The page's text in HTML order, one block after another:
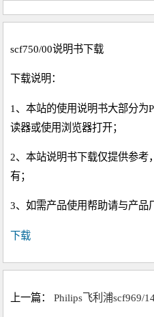
scf750/00说明书下载
下载说明：
1、本站的使用说明书大部分为
读器或使用浏览器打开；
2、本站说明书下载仅提供参
有；
3、如需产品使用帮助请与产品
下载
上一篇：Philips飞利浦scf969/